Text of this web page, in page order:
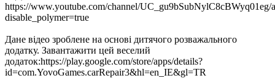
https://www.youtube.com/channel/UC_gu9bSubNylC8cBWyq01eg/
disable_polymer=true
Дане відео зроблене на основі дитячого розважального
додатку. Завантажити цей веселий
додаток:https://play.google.com/store/apps/details?
id=com.YovoGames.carRepair3&hl=en_IE&gl=TR